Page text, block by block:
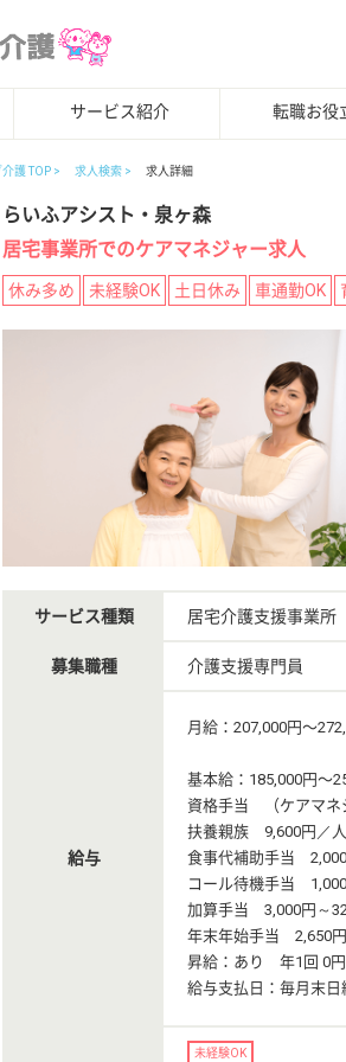
サービス紹介 転職お役
護 TOP 求人検索 求人詳細
らいふアシスト・泉ヶ森
居宅事業所でのケアマネジャー求人
休み多め 未経験OK 土日休み 車通勤OK
サービス種類 居宅介護支援事業所
募集職種 介護支援専門員
給与
月給：207,000円〜
基本給：185,000円〜
資格手当 （ケアマネ
扶養親族 9,600円／人
食事代補助手当
コール待機手当
加算手当 3,000円～
年末年始手当 2,650円
昇給：あり 年1回 0円
給与支払日：毎月末
未経験OK